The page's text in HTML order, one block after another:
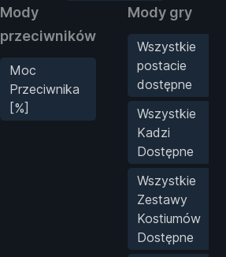
Mody
przeciwników
Moc
Przeciwnika
[%]
Mody gry
Wszystkie
postacie
dostępne
Wszystkie
Kadzi
Dostępne
Wszystkie
Zestawy
Kostiumów
Dostępne